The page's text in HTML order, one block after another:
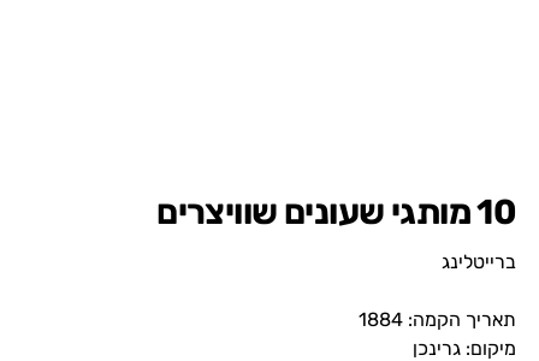
10 מותגי שעונים שוויצרים
ברייטלינג
תאריך הקמה: 1884
מיקום: גרינכן